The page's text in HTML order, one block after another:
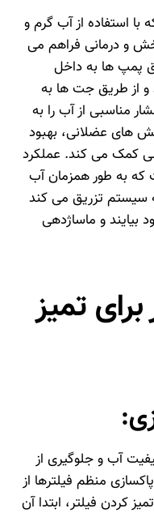
استفاده از آب گرم و
و درمانی فراهم می‌
پمپ‌ ها به داخل
از طریق جت‌ ها به
مناسبی از آب را به
های عضلانی، بهبود
کمک می‌ کند. عملکرد
به طور همزمان آب
سیستم تزریق می‌ کند
بیایند و ماساژدهی
تمیز
آب و جلوگیری از
منظم فیلترها از
کردن فیلتر، ابتدا آن